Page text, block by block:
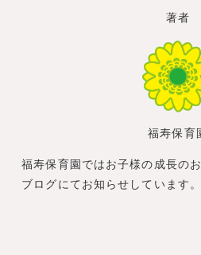
著者
福寿保育
福寿保育園ではお子様の成長の
ブログにてお知らせしています。